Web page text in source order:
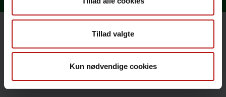
Tillad valgte
Kun nødvendige cookies
Rejseråd til gravide
Rejsevaccination af børn